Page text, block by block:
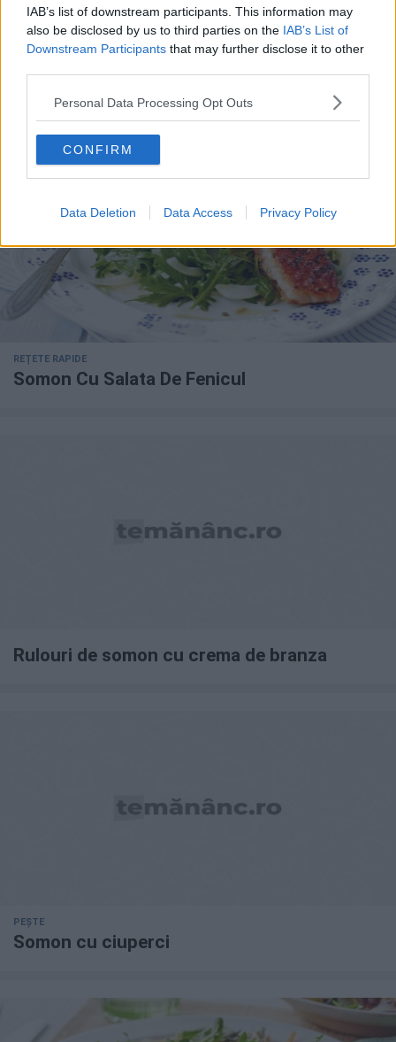
IAB’s list of downstream participants. This information may
also be disclosed by us to third parties on the IAB’s List of
Downstream Participants that may further disclose it to other
Personal Data Processing Opt Outs
CONFIRM
Data Deletion Data Access Privacy Policy
REȚETE RAPIDE
Rulouri cu somon afumat și cremă de
brânză
REȚETE RAPIDE
Somon Cu Salata De Fenicul
Rulouri de somon cu crema de branza
PEȘTE
Somon cu ciuperci